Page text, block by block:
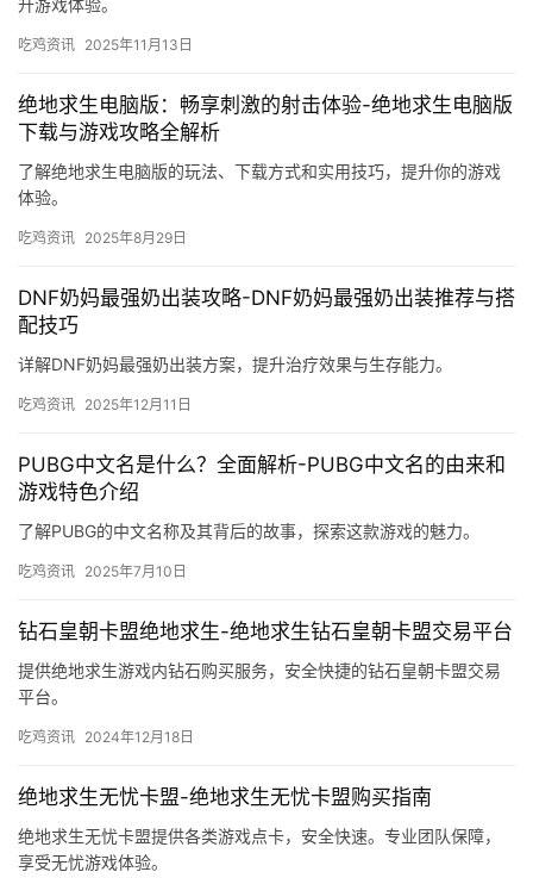
吃鸡资讯 2025年11月13日
绝地求生电脑版：畅享刺激的射击体验-绝地求生电脑版
下载与游戏攻略全解析
了解绝地求生电脑版的玩法、下载方式和实用技巧，提升你的游戏
体验。
吃鸡资讯 2025年8月29日
DNF奶妈最强奶出装攻略-DNF奶妈最强奶出装推荐与搭
配技巧
详解DNF奶妈最强奶出装方案，提升治疗效果与生存能力。
吃鸡资讯 2025年12月11日
PUBG中文名是什么？全面解析-PUBG中文名的由来和
游戏特色介绍
了解PUBG的中文名称及其背后的故事，探索这款游戏的魅力。
吃鸡资讯 2025年7月10日
钻石皇朝卡盟绝地求生-绝地求生钻石皇朝卡盟交易平台
提供绝地求生游戏内钻石购买服务，安全快捷的钻石皇朝卡盟交易
平台。
吃鸡资讯 2024年12月18日
绝地求生无忧卡盟-绝地求生无忧卡盟购买指南
绝地求生无忧卡盟提供各类游戏点卡，安全快速。专业团队保障，
享受无忧游戏体验。